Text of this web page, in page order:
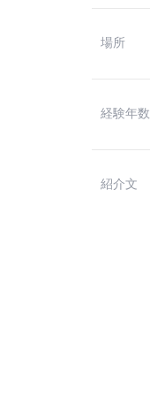
場所
経験年数
紹介文